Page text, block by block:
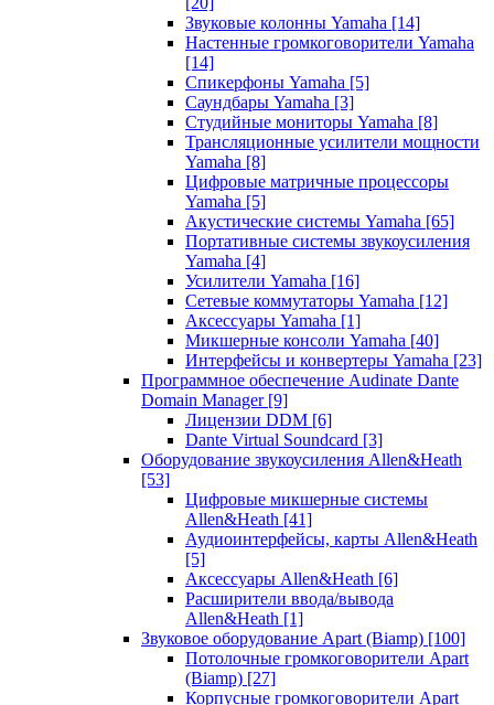
Звуковые колонны Yamaha [14]
Настенные громкоговорители Yamaha
[14]
Спикерфоны Yamaha [5]
Саундбары Yamaha [3]
Студийные мониторы Yamaha [8]
Трансляционные усилители мощности
Yamaha [8]
Цифровые матричные процессоры
Yamaha [5]
Акустические системы Yamaha [65]
Портативные системы звукоусиления
Yamaha [4]
Усилители Yamaha [16]
Сетевые коммутаторы Yamaha [12]
Аксессуары Yamaha [1]
Микшерные консоли Yamaha [40]
Интерфейсы и конвертеры Yamaha [23]
Программное обеспечение Audinate Dante
Domain Manager [9]
Лицензии DDM [6]
Dante Virtual Soundcard [3]
Оборудование звукоусиления Allen&Heath
[53]
Цифровые микшерные системы
Allen&Heath [41]
Аудиоинтерфейсы, карты Allen&Heath
[5]
Аксессуары Allen&Heath [6]
Расширители ввода/вывода
Allen&Heath [1]
Звуковое оборудование Apart (Biamp) [100]
Потолочные громкоговорители Apart
(Biamp) [27]
Корпусные громкоговорители Apart